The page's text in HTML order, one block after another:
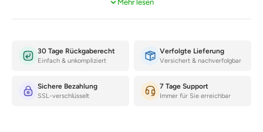
Mehr lesen
30 Tage Rückgaberecht
Einfach & unkompliziert
Verfolgte Lieferung
Versichert & nachverfolgbar
Sichere Bezahlung
SSL-verschlüsselt
7 Tage Support
Immer für Sie erreichbar